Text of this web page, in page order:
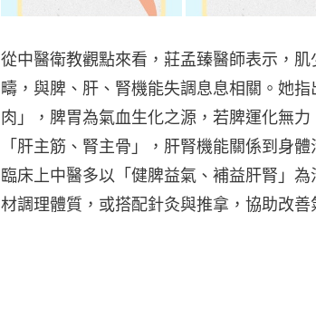
從中醫衛教觀點來看，莊孟臻醫師表示，
疇，與脾、肝、腎機能失調息息相關。她
肉」，脾胃為氣血生化之源，若脾運化無
「肝主筋、腎主骨」，肝腎機能關係到身
臨床上中醫多以「健脾益氣、補益肝腎」
材調理體質，或搭配針灸與推拿，協助改善